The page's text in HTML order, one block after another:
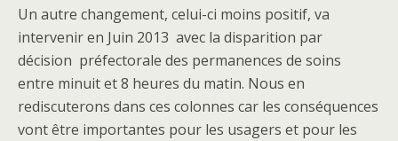
Un autre changement, celui-ci moins positif, va
intervenir en Juin 2013 avec la disparition par
décision préfectorale des permanences de soins
entre minuit et 8 heures du matin. Nous en
rediscuterons dans ces colonnes car les conséquences
vont être importantes pour les usagers et pour les